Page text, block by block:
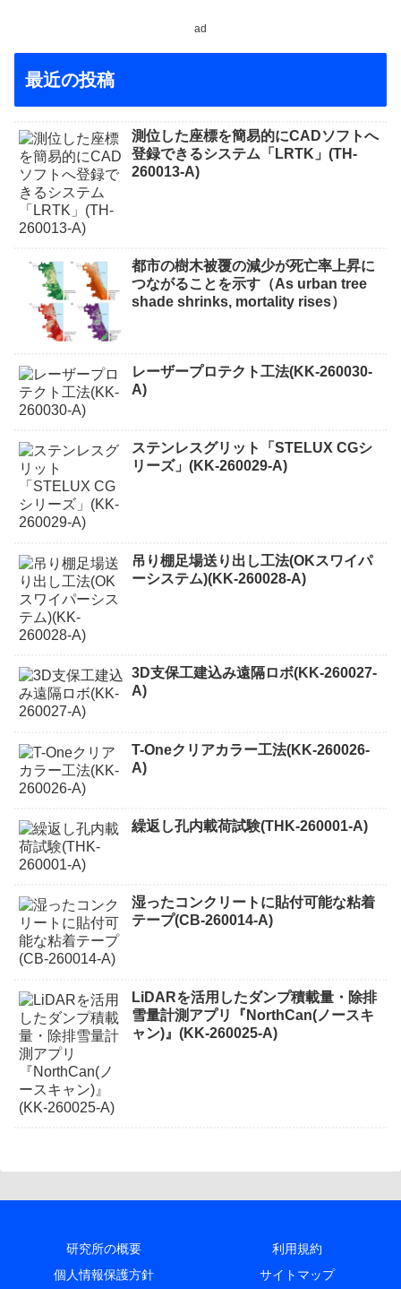
ad
最近の投稿
測位した座標を簡易的にCADソフトへ
登録できるシステム「LRTK」(TH-
260013-A)
都市の樹木被覆の減少が死亡率上昇に
つながることを示す（As urban tree
shade shrinks, mortality rises）
レーザープロテクト⼯法(KK-260030-
A)
ステンレスグリット「STELUX CGシ
リーズ」(KK-260029-A)
吊り棚足場送り出し工法(OKスワイパ
ーシステム)(KK-260028-A)
3D支保工建込み遠隔ロボ(KK-260027-
A)
T-Oneクリアカラー工法(KK-260026-
A)
繰返し孔内載荷試験(THK-260001-A)
湿ったコンクリートに貼付可能な粘着
テープ(CB-260014-A)
LiDARを活用したダンプ積載量・除排
雪量計測アプリ『NorthCan(ノースキ
ャン)』(KK-260025-A)
研究所の概要
利用規約
個人情報保護方針
サイトマップ